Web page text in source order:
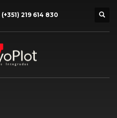
(+351) 219 614 830